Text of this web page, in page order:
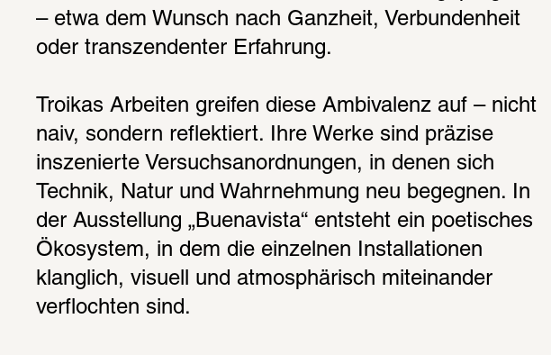
– etwa dem Wunsch nach Ganzheit, Verbundenheit
oder transzendenter Erfahrung.
Troikas Arbeiten greifen diese Ambivalenz auf – nicht
naiv, sondern reflektiert. Ihre Werke sind präzise
inszenierte Versuchsanordnungen, in denen sich
Technik, Natur und Wahrnehmung neu begegnen. In
der Ausstellung „Buenavista“ entsteht ein poetisches
Ökosystem, in dem die einzelnen Installationen
klanglich, visuell und atmosphärisch miteinander
verflochten sind.